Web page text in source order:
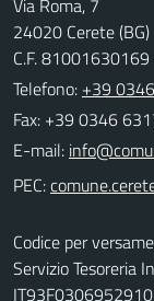
24020 Cerete (BG)
C.F.
Telefono: +39
Fax: +39 0346
E-mail:
PEC:
Codice per
Servizio Tesoreria